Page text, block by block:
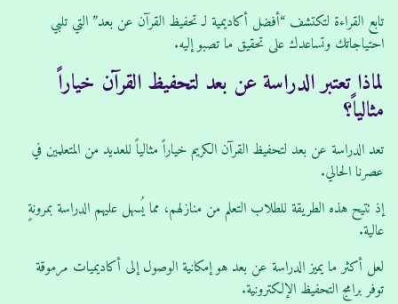
تابع القراءة لتكتشف “أفضل أكاديمية لـ تحفيظ القرآن عن بعد” التي تلبي
احتياجاتك وتساعدك على تحقيق ما تصبو إليه.
لماذا تعتبر الدراسة عن بعد لتحفيظ القرآن خياراً
مثالياً؟
تعد الدراسة عن بعد لتحفيظ القرآن الكريم خياراً مثالياً للعديد من المتعلمين في
عصرنا الحالي.
إذ تتيح هذه الطريقة للطلاب التعلم من منازلهم، مما يُسهل عليهم الدراسة بمرونةٍ
عالية.
لعل أكثر ما يميز الدراسة عن بعد هو إمكانية الوصول إلى أكاديميات مرموقة
توفر برامج التحفيظ الإلكترونية.